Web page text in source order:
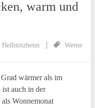
warm und
Hellmitzheim Wetter
wärmer als im
auch in der
Wonnemonat